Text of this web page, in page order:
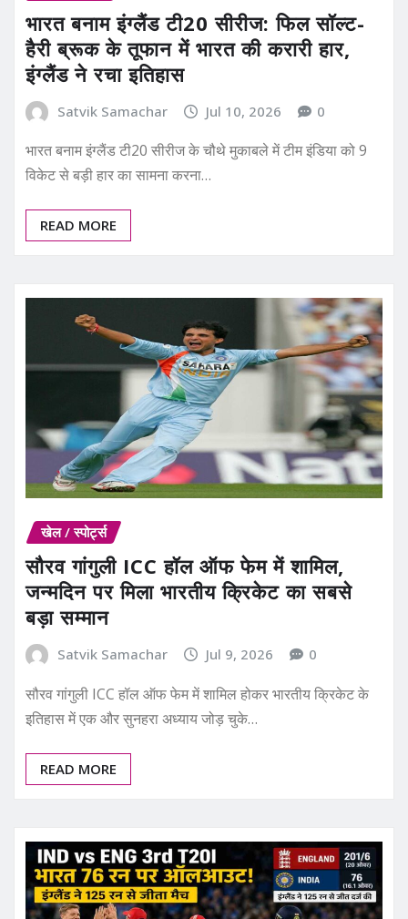
भारत बनाम इंग्लैंड टी20 सीरीज: फिल सॉल्ट-
हैरी ब्रूक के तूफान में भारत की करारी हार,
इंग्लैंड ने रचा इतिहास
Satvik Samachar Jul 10, 2026 0
भारत बनाम इंग्लैंड टी20 सीरीज के चौथे मुकाबले में टीम इंडिया को 9
विकेट से बड़ी हार का सामना करना…
READ MORE
खेल / स्पोर्ट्स
सौरव गांगुली ICC हॉल ऑफ फेम में शामिल,
जन्मदिन पर मिला भारतीय क्रिकेट का सबसे
बड़ा सम्मान
Satvik Samachar Jul 9, 2026 0
सौरव गांगुली ICC हॉल ऑफ फेम में शामिल होकर भारतीय क्रिकेट के
इतिहास में एक और सुनहरा अध्याय जोड़ चुके…
READ MORE